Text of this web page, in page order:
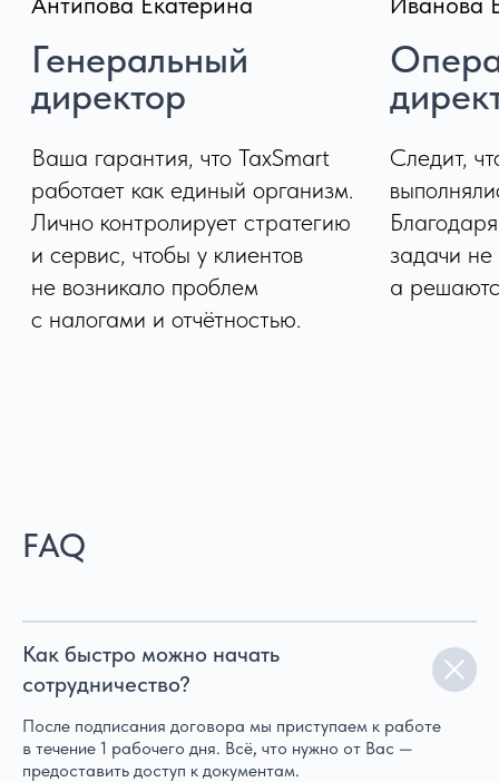
FAQ
Как быстро можно начать
сотрудничество?
После подписания договора мы приступаем к работе
в течение 1 рабочего дня. Всё, что нужно от Вас —
предоставить доступ к документам.